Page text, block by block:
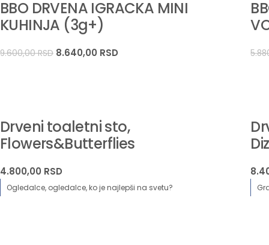
BBO DRVENA IGRACKA MINI
KUHINJA (3g+)
9.600,00RSD 8.640,00 RSD
Drveni toaletni sto,
Flowers&Butterflies
4.800,00 RSD
Ogledalce, ogledalce, ko je najlepši na svetu?